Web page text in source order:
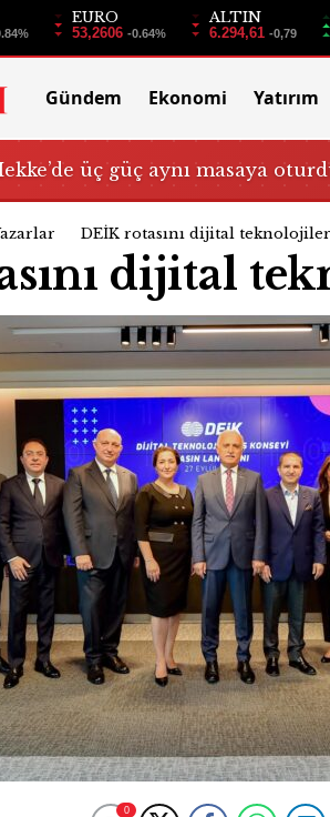
EURO
53,2606 -0.64%
ALTIN
6.294,61 -0,79
Gündem Ekonomi Yatırım
üç güç aynı masaya
DEİK rotasını dijital
dijital
0